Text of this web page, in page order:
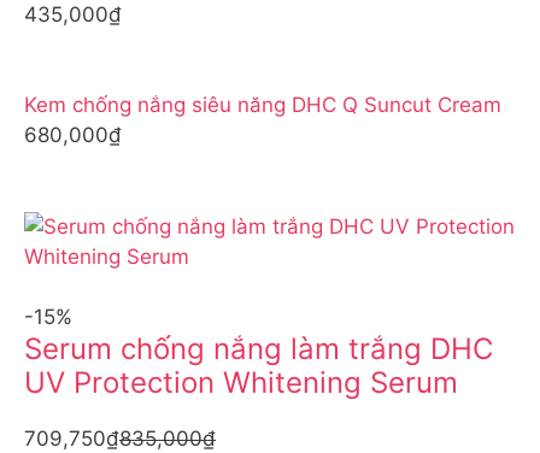
435,000₫
Kem chống nắng siêu năng DHC Q Suncut Cream
680,000₫
-15%
Serum chống nắng làm trắng DHC
UV Protection Whitening Serum
709,750₫835,000₫